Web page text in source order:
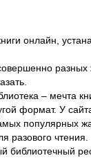
онлайн,
– мечта
формат. У
популярных
разового
библиотечный